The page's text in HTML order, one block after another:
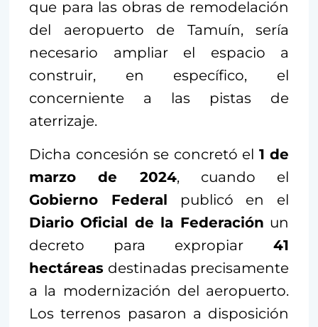
que para las obras de remodelación
del aeropuerto de Tamuín, sería
necesario ampliar el espacio a
construir, en específico, el
concerniente a las pistas de
aterrizaje.
Dicha concesión se concretó el 1 de
marzo de 2024, cuando el
Gobierno Federal publicó en el
Diario Oficial de la Federación un
decreto para expropiar 41
hectáreas destinadas precisamente
a la modernización del aeropuerto.
Los terrenos pasaron a disposición